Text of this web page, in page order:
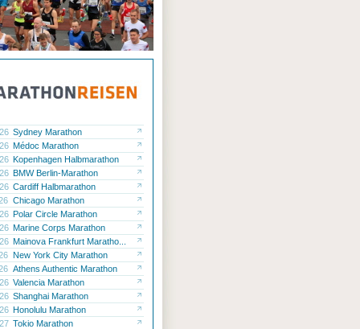
Sydney Marathon
Médoc Marathon
Kopenhagen Halbmarathon
BMW Berlin-Marathon
Cardiff Halbmarathon
Chicago Marathon
Polar Circle Marathon
Marine Corps Marathon
Mainova Frankfurt Maratho...
New York City Marathon
Athens Authentic Marathon
Valencia Marathon
Shanghai Marathon
Honolulu Marathon
Tokio Marathon